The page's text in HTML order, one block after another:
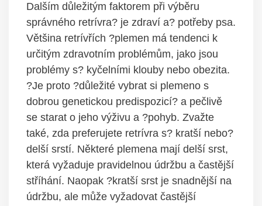
Dalším důležitým faktorem při výběru
správného retrívra? je zdraví a? potřeby psa.
Většina retrívřích ?plemen má tendenci k
určitým zdravotním problémům, jako jsou
problémy s? kyčelními klouby nebo obezita.
?Je proto ?důležité vybrat si plemeno s
dobrou genetickou predispozicí? a pečlivě
se starat o jeho výživu a ?pohyb. Zvažte
také, zda preferujete retrívra s? kratší nebo?
delší srstí. Některé plemena mají delší srst,
která vyžaduje pravidelnou údržbu a častější
stříhání. Naopak ?kratší srst je snadnější na
údržbu, ale může vyžadovat častější